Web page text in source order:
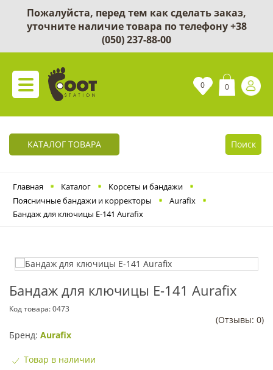
Пожалуйста, перед тем как сделать заказ,
уточните наличие товара по телефону+38
(050) 237-88-00
0 0
КАТАЛОГ ТОВАРА Поиск
Главная Каталог
Корсеты и бандажи
Поясничные бандажи и корректоры
Aurafix
Бандаж для ключицы Е-141 Aurafix
Бандаж для ключицы Е-141 Aurafix
Код товара:0473
(Отзывы: 0)
Бренд: Aurafix
Товар в наличии